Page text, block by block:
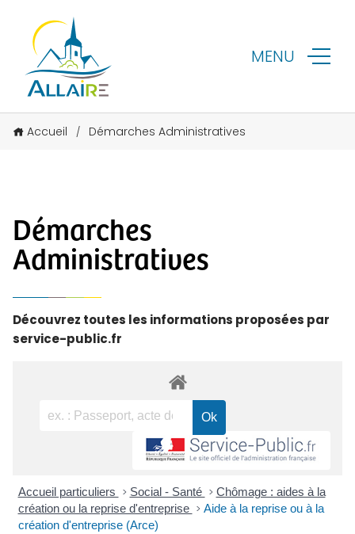
MENU
Accueil / Démarches Administratives
Démarches
Administratives
Découvrez toutes les informations proposées par
service-public.fr
Accueil particuliers > Social - Santé > Chômage : aides à la
création ou la reprise d'entreprise > Aide à la reprise ou à la
création d'entreprise (Arce)